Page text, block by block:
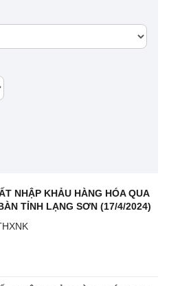
NHẬP KHẢU HÀNG HÓA QUA
TỈNH LẠNG SƠN (17/4/2024)